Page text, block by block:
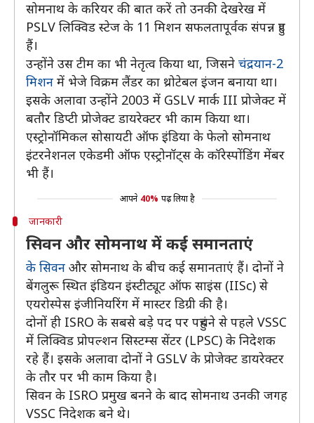
सोमनाथ के करियर की बात करें तो उनकी देखरेख में
PSLV लिक्विड स्टेज के 11 मिशन सफलतापूर्वक संपन्न हुए
हैं।
उन्होंने उस टीम का भी नेतृत्व किया था, जिसने चंद्रयान-2
मिशन में भेजे विक्रम लैंडर का थ्रोटेबल इंजन बनाया था।
इसके अलावा उन्होंने 2003 में GSLV मार्क III प्रोजेक्ट में
बतौर डिप्टी प्रोजेक्ट डायरेक्टर भी काम किया था।
एस्ट्रोनॉमिकल सोसायटी ऑफ इंडिया के फेलो सोमनाथ
इंटरनेशनल एकेडमी ऑफ एस्ट्रोनॉट्स के कॉरेस्पोंडिंग मेंबर
भी हैं।
आपने 40% पढ़ लिया है
जानकारी
सिवन और सोमनाथ में कई समानताएं
के सिवन और सोमनाथ के बीच कई समानताएं हैं। दोनों ने
बेंगलुरू स्थित इंडियन इंस्टीट्यूट ऑफ साइंस (IISc) से
एयरोस्पेस इंजीनियरिंग में मास्टर डिग्री की है।
दोनों ही ISRO के सबसे बड़े पद पर पहुंचने से पहले VSSC
में लिक्विड प्रोपल्शन सिस्टम्स सेंटर (LPSC) के निदेशक
रहे हैं। इसके अलावा दोनों ने GSLV के प्रोजेक्ट डायरेक्टर
के तौर पर भी काम किया है।
सिवन के ISRO प्रमुख बनने के बाद सोमनाथ उनकी जगह
VSSC निदेशक बने थे।